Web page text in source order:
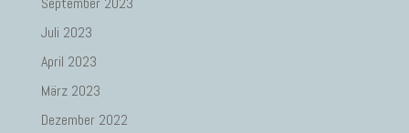
Juli 2023
April 2023
März 2023
Dezember 2022